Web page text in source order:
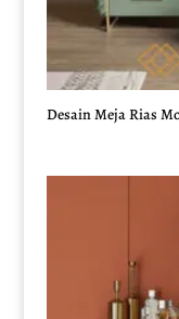
Desain Meja Rias